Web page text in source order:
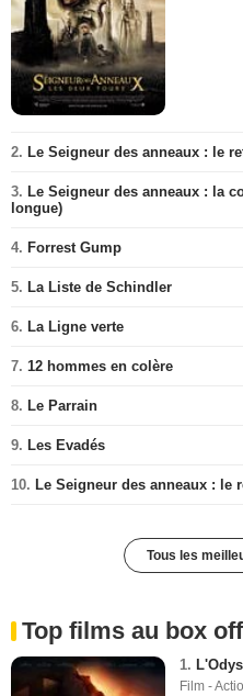
2. Le Seigneur des anneaux : le
3. Le Seigneur des anneaux : la
longue)
4. Forrest Gump
5. La Liste de Schindler
6. La Ligne verte
7. 12 hommes en colère
8. Le Parrain
9. Les Evadés
10. Le Seigneur des anneaux : le
Tous les
Top films au box
1.
Film -